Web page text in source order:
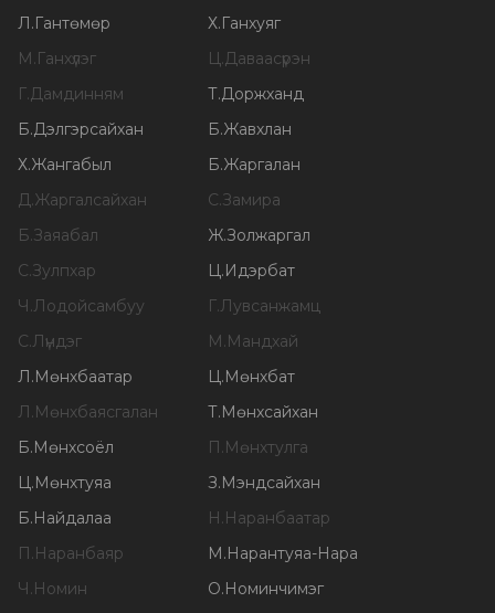
Л . Гантөмөр Х. Ганхуяг
М . Ганхүлэг Ц.Даваасүрэн
Г.Дамдинням Т.Доржханд
Б.Дэлгэрсайхан Б.Жавхлан
Х.Жангабыл Б.Жаргалан
Д.Жаргалсайхан С.Замира
Б.Заяабал Ж.Золжаргал
С.Зулпхар Ц. Идэрбат
Ч .Лодойсамбуу Г.Лувсанжамц
С.Лүндэг М . Мандхай
Л . Мөнхбаатар Ц. Мөнхбат
Л . Мөнхбаясгалан Т. Мөнхсайхан
Б. Мөнхсоёл П . Мөнхтулга
Ц. Мөнхтуяа З. Мэндсайхан
Б. Найдалаа Н . Наранбаатар
П . Наранбаяр М . Нарантуяа-Нара
Ч . Номин О. Номинчимэг